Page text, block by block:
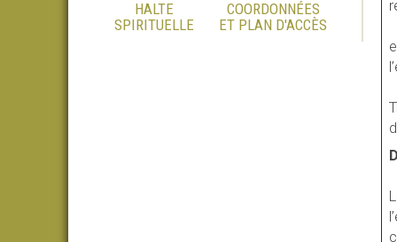
HALTE
SPIRITUELLE
COORDONNÉES
ET PLAN D'ACCÈS